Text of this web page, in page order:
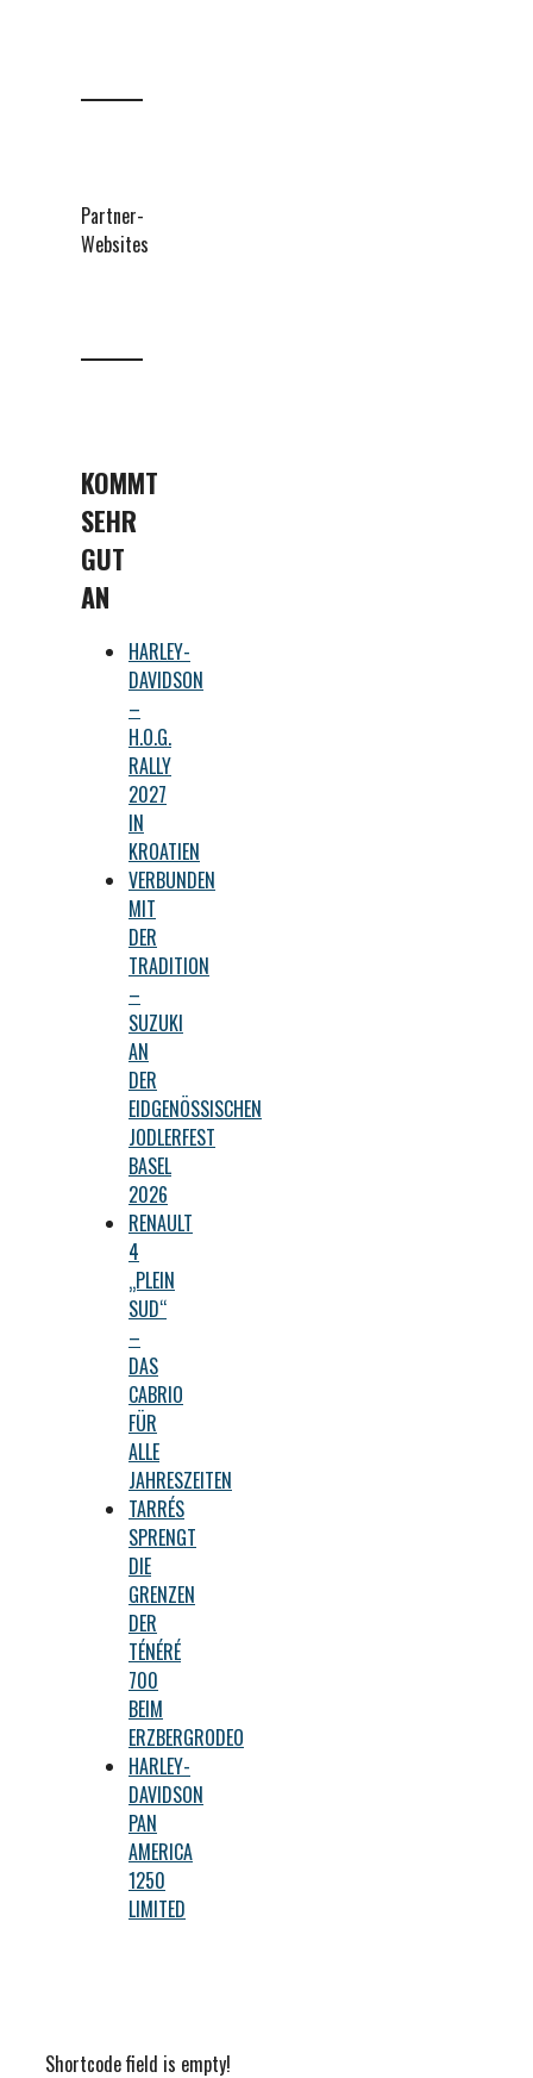
Partner-
Websites
KOMMT
SEHR
GUT
AN
HARLEY-
DAVIDSON
–
H.O.G.
RALLY
2027
IN
KROATIEN
VERBUNDEN
MIT
DER
TRADITION
–
SUZUKI
AN
DER
EIDGENÖSSISCHEN
JODLERFEST
BASEL
2026
RENAULT
4
„PLEIN
SUD“
–
DAS
CABRIO
FÜR
ALLE
JAHRESZEITEN
TARRÉS
SPRENGT
DIE
GRENZEN
DER
TÉNÉRÉ
700
BEIM
ERZBERGRODEO
HARLEY-
DAVIDSON
PAN
AMERICA
1250
LIMITED
Shortcode field is empty!